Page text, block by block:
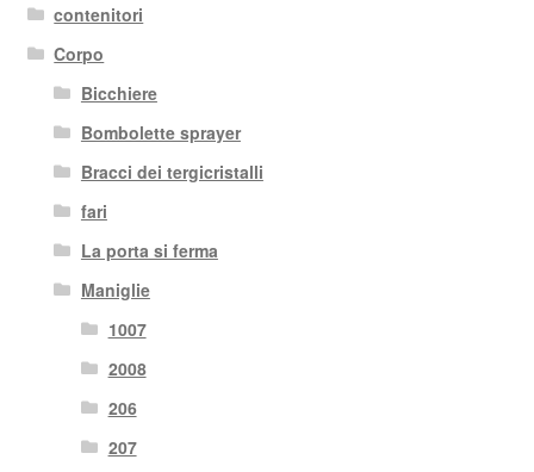
contenitori
Corpo
Bicchiere
Bombolette sprayer
Bracci dei tergicristalli
fari
La porta si ferma
Maniglie
1007
2008
206
207